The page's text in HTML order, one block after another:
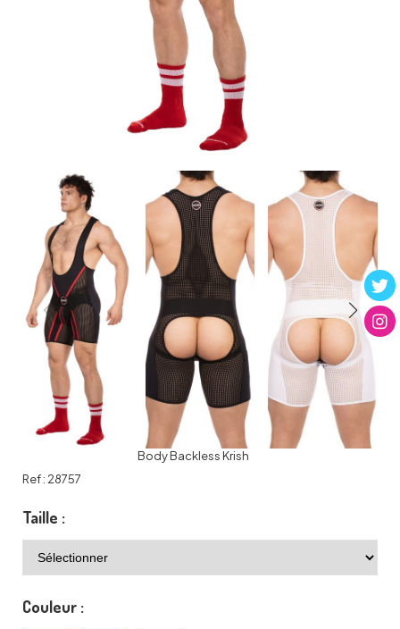
Body Backless Krish
Ref : 28757
Taille :
Couleur :